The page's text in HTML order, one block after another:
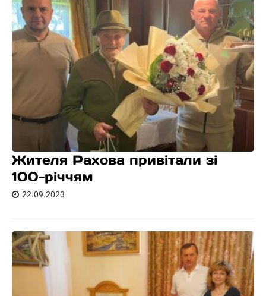
Жителя Рахова привітали зі
100-річчям
22.09.2023